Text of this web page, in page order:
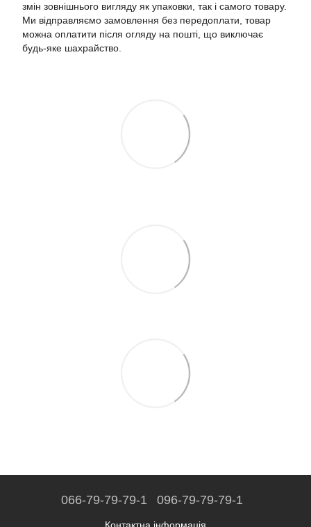
змін зовнішнього вигляду як упаковки, так і самого товару.
Ми відправляємо замовлення без передоплати, товар
можна оплатити після огляду на пошті, що виключає
будь-яке шахрайство.
066-79-79-79-1 096-79-79-79-1